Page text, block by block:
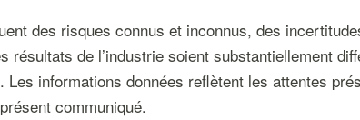
des risques connus et inconnus, des
de l’industrie soient substantiellement
informations données reflètent les attentes
communiqué.